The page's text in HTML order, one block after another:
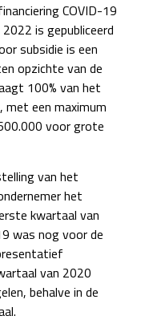
COVID-19
is gepubliceerd
subsidie is een
opzichte van de
100% van het
met een maximum
voor grote
van het
het
kwartaal van
was nog voor de
van 2020
behalve in de